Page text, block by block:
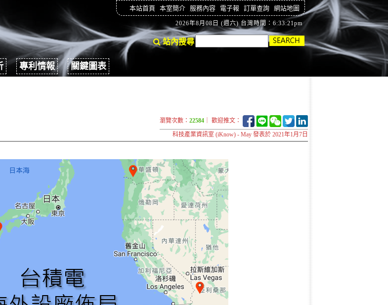
本站首頁 本室簡介 服務內容 電子報 訂單查詢 網站地圖
2026年8月08日 (週六) 台灣時間：6:33:22pm
站內搜尋
專利情報 關鍵圖表
瀏覽次數： 22584 ｜ 歡迎推文：
科技產業資訊室 (iKnow) - May 發表於 2021年1月7日